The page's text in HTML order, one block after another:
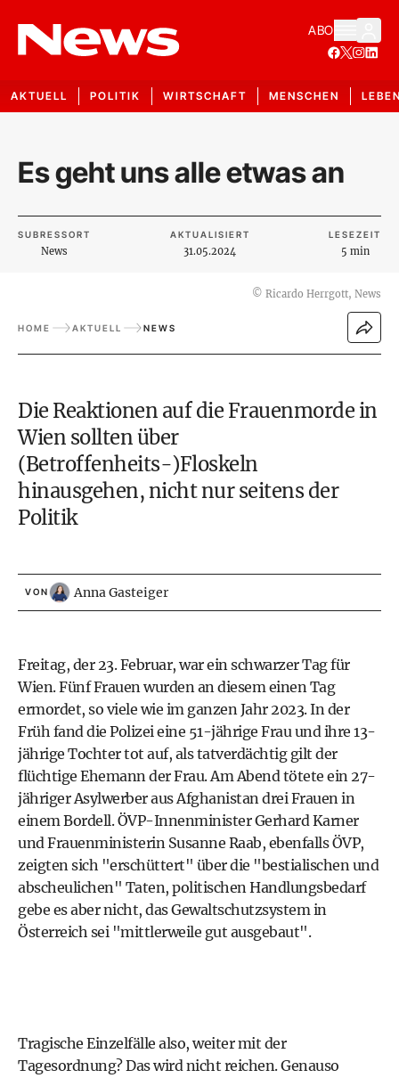
ABO
AKTUELL POLITIK WIRTSCHAFT MENSCHEN
Es geht uns alle etwas an
SUBRESSORT
News
AKTUALISIERT
31.05.2024
LESEZEIT
5 min
© Ricardo Herrgott, News
HOME AKTUELL NEWS
Die Reaktionen auf die Frauenmorde in
Wien sollten über
(Betroffenheits-)Floskeln
hinausgehen, nicht nur seitens der
Politik
VON Anna Gasteiger
Freitag, der 23. Februar, war ein schwarzer Tag für
Wien. Fünf Frauen wurden an diesem einen Tag
ermordet, so viele wie im ganzen Jahr 2023. In der
Früh fand die Polizei eine 51-jährige Frau und ihre 13-
jährige Tochter tot auf, als tatverdächtig gilt der
flüchtige Ehemann der Frau. Am Abend tötete ein 27-
jähriger Asylwerber aus Afghanistan drei Frauen in
einem Bordell. ÖVP-InnenministerGerhard Karner
und Frauenministerin Susanne Raab, ebenfallsÖVP,
zeigten sich "erschüttert" über die "bestialischen und
abscheulichen" Taten, politischen Handlungsbedarf
gebe es aber nicht, das Gewaltschutzsystem in
Österreich sei "mittlerweile gut ausgebaut".
Tragische Einzelfälle also, weiter mit der
Tagesordnung? Das wird nicht reichen. Genauso